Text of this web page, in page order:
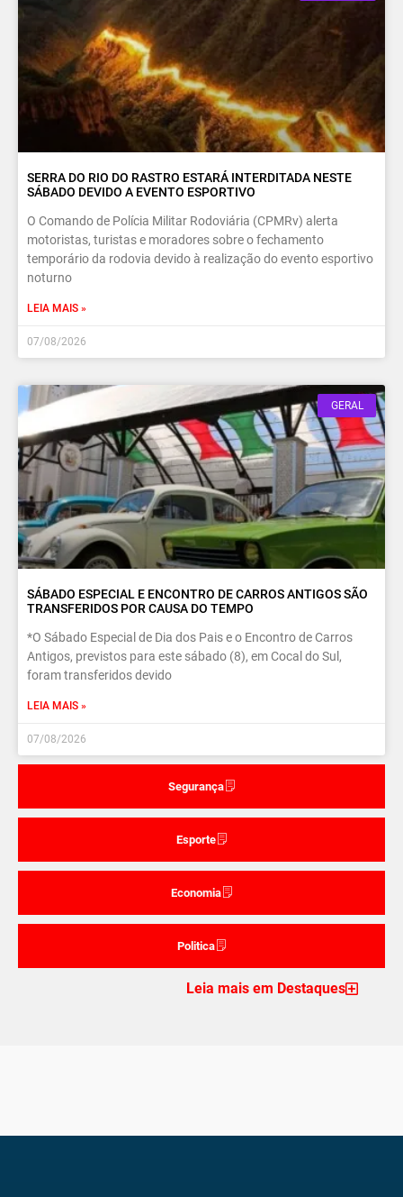
Segurança
Esporte
Economia
Politica
SERRA DO RIO DO RASTRO ESTARÁ INTERDITADA NESTE
SÁBADO DEVIDO A EVENTO ESPORTIVO
O Comando de Polícia Militar Rodoviária (CPMRv) alerta
motoristas, turistas e moradores sobre o fechamento
temporário da rodovia devido à realização do evento esportivo
noturno
LEIA MAIS »
07/08/2026
GERAL
SÁBADO ESPECIAL E ENCONTRO DE CARROS ANTIGOS SÃO
TRANSFERIDOS POR CAUSA DO TEMPO
*O Sábado Especial de Dia dos Pais e o Encontro de Carros
Antigos, previstos para este sábado (8), em Cocal do Sul,
foram transferidos devido
LEIA MAIS »
07/08/2026
Leia mais em Destaques